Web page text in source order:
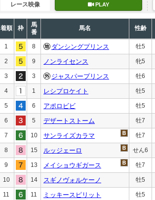
レース映像 PLAY
着順 枠
馬
番
馬名 性齢
1 8 ダンシングプリンス 牡5
2 9 ノンライセンス 牝5
3 3 ジャスパープリンス 牡6
4 1 レシプロケイト 牡5
5 6 アポロビビ 牡5
6 5 デザートストーム 牡7
7 10 サンライズカラマ 牡7
8 15 ルッジェーロ せん6
9 13 メイショウギガース 牡7
10 14 スギノヴォルケーノ 牡5
11 11 ミッキースピリット 牡5